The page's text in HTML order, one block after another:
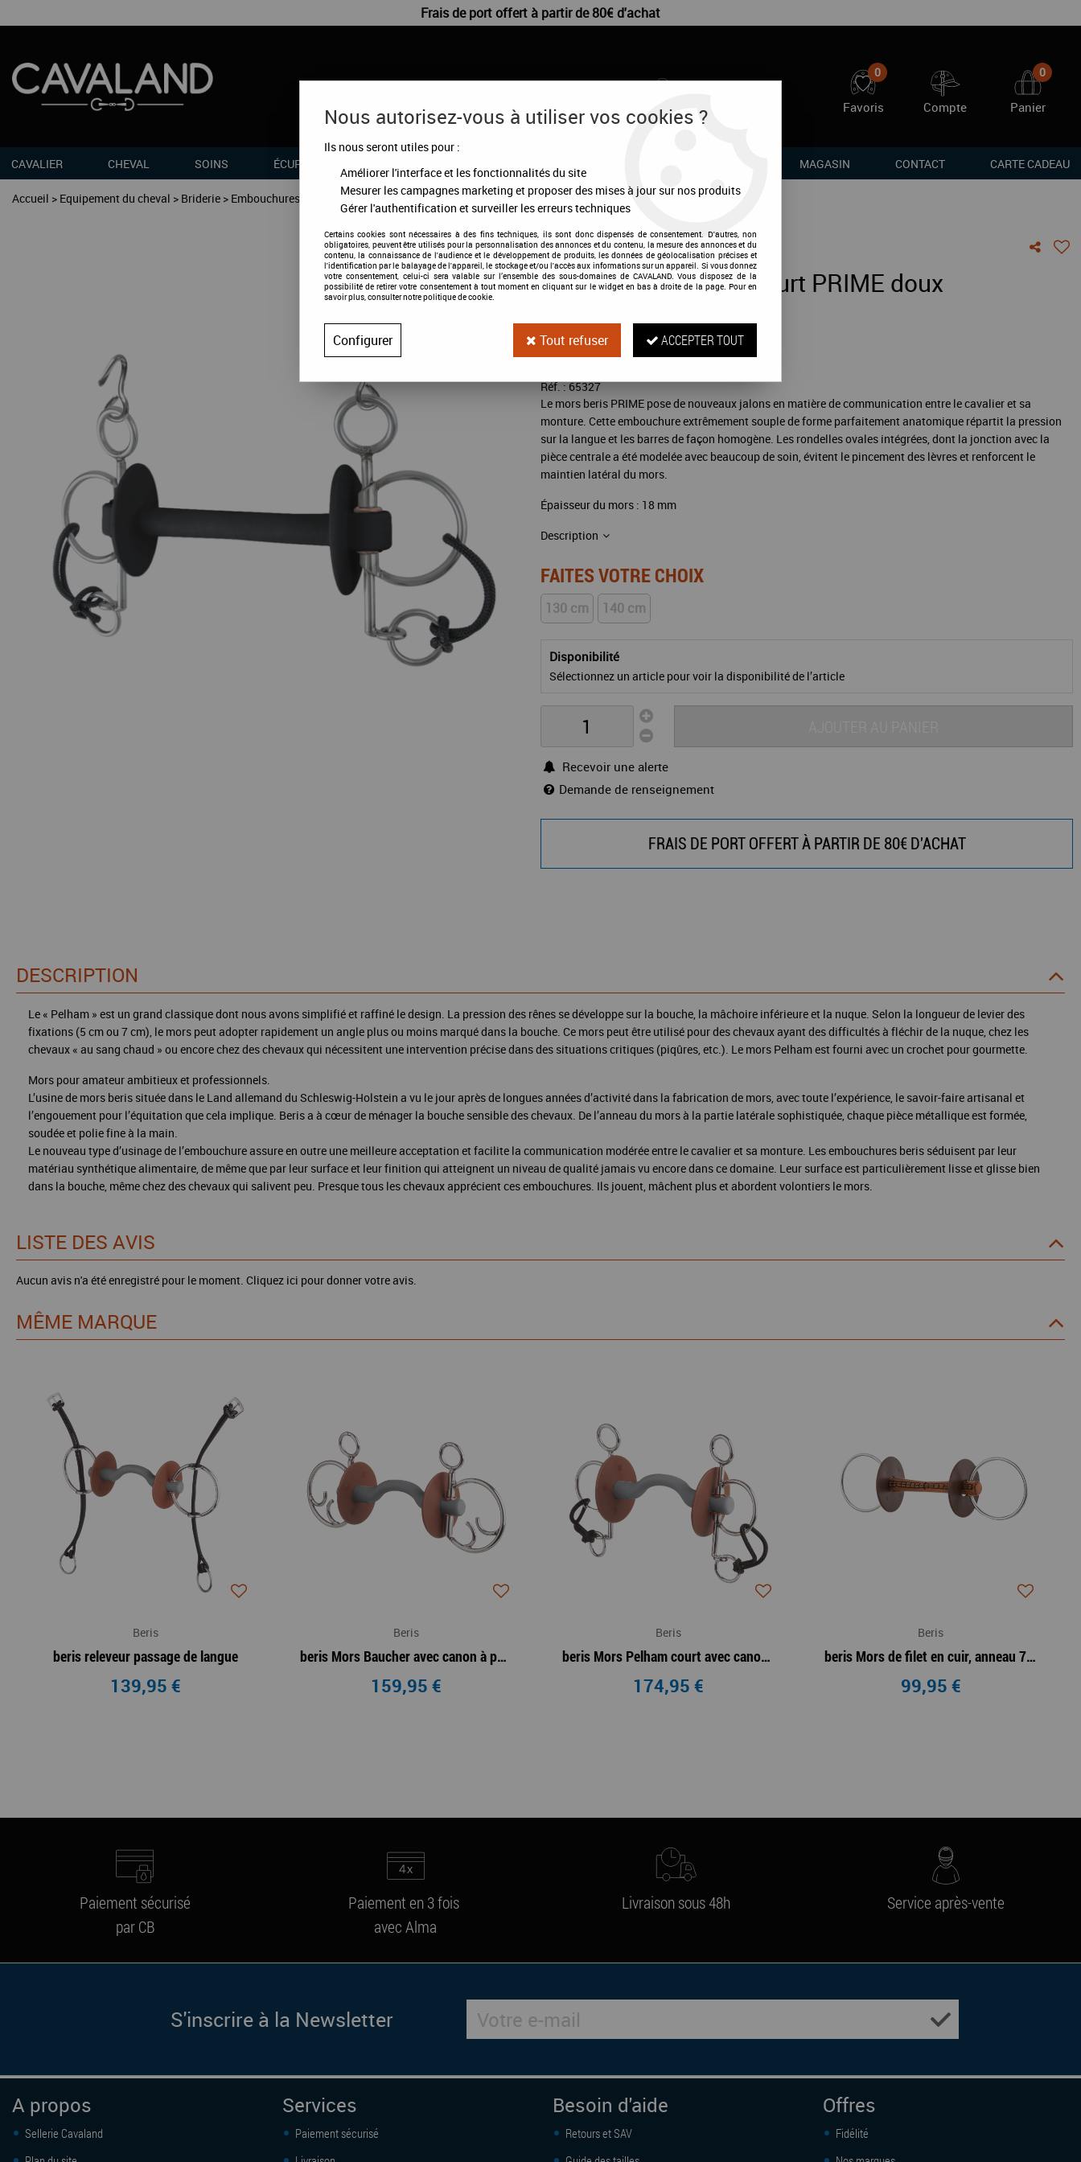
Frais de port offert à partir de 80€ d'achat
0
Favoris Compte
0
Panier
CAVALIER CHEVAL SOINS ÉCURIES MAGASIN CONTACT CARTE CADEAU
Accueil > Equipement du cheval > Briderie > Embouchures et accessoires> beris Mors Pelham court PRIME doux
beris Mors Pelham court PRIME doux
179,95 €TTC
Réf. :65327
Le mors beris PRIME pose de nouveaux jalons en matière de communication entre le cavalier et sa
monture. Cette embouchure extrêmement souple de forme parfaitement anatomique répartit la pression
sur la langue et les barres de façon homogène. Les rondelles ovales intégrées, dont la jonction avec la
pièce centrale a été modelée avec beaucoup de soin, évitent le pincement des lèvres et renforcent le
maintien latéral du mors.
Épaisseur du mors : 18 mm
Description
FAITES VOTRE CHOIX
130 cm 140 cm
Disponibilité
Sélectionnez un article pour voir la disponibilité de l’article
Recevoir une alerte
Demande de renseignement
FRAIS DE PORT OFFERT À PARTIR DE 80€ D'ACHAT
DESCRIPTION
Le « Pelham » est un grand classique dont nous avons simplifié et raffiné le design. La pression des rênes se développe sur la bouche, la mâchoire inférieure et la nuque. Selon la longueur de levier des
fixations (5 cm ou 7 cm), le mors peut adopter rapidement un angle plus ou moins marqué dans la bouche. Ce mors peut être utilisé pour des chevaux ayant des difficultés à fléchir de la nuque, chez les
chevaux « au sang chaud » ou encore chez des chevaux qui nécessitent une intervention précise dans des situations critiques (piqûres, etc.). Le mors Pelham est fourni avec un crochet pour gourmette.
Mors pour amateur ambitieux et professionnels.
L’usine de mors beris située dans le Land allemand du Schleswig-Holstein a vu le jour après de longues années d’activité dans la fabrication de mors, avec toute l’expérience, le savoir-faire artisanal et
l’engouement pour l’équitation que cela implique. Beris a à cœur de ménager la bouche sensible des chevaux. De l’anneau du mors à la partie latérale sophistiquée, chaque pièce métallique est formée,
soudée et polie fine à la main.
Le nouveau type d’usinage de l’embouchure assure en outre une meilleure acceptation et facilite la communication modérée entre le cavalier et sa monture. Les embouchures beris séduisent par leur
matériau synthétique alimentaire, de même que par leur surface et leur finition qui atteignent un niveau de qualité jamais vu encore dans ce domaine. Leur surface est particulièrement lisse et glisse bien
dans la bouche, même chez des chevaux qui salivent peu. Presque tous les chevaux apprécient ces embouchures. Ils jouent, mâchent plus et abordent volontiers le mors.
LISTE DES AVIS
Aucun avis n'a été enregistré pour le moment. Cliquez ici pour donner votre avis.
MÊME MARQUE
Beris
beris releveur passage de langue
139,95 €
Beris
beris Mors Baucher avec canon à passage de langue Doux
159,95 €
Beris
beris Mors Pelham court avec canon à passage de languedoux
174,95 €
Beris
beris Mors de filet en cuir, anneau 7,5 cm Doux
99,95 €
Paiement sécurisé
par CB
Paiement en 3 fois
avec Alma
Livraison sous 48h Service après-vente
S'inscrire à la Newsletter
A propos
Sellerie Cavaland
Services
Paiement sécurisé
Besoin d'aide
Retours et SAV
Offres
Fidélité
Nous autorisez-vous à utiliser vos cookies ?
Ils nous seront utiles pour :
Améliorer l'interface et les fonctionnalités du site
Mesurer les campagnes marketing et proposer des mises à jour sur nos produits
Gérer l'authentification et surveiller les erreurs techniques
Certains cookies sont nécessaires à des fins techniques, ils sont donc dispensés de consentement. D'autres, non
obligatoires, peuvent être utilisés pour la personnalisation des annonces et du contenu, la mesure des annonces et du
contenu, la connaissance de l'audience et le développement de produits, les données de géolocalisation précises et
l'identification par le balayage de l'appareil, le stockage et/ou l'accès aux informations sur un appareil. Si vous donnez
votre consentement, celui-ci sera valable sur l’ensemble des sous-domaines de CAVALAND. Vous disposez de la
possibilité de retirer votre consentement à tout moment en cliquant sur le widget en bas à droite de la page. Pour en
savoir plus, consulter notre politique de cookie.
Configurer Tout refuser ACCEPTER TOUT